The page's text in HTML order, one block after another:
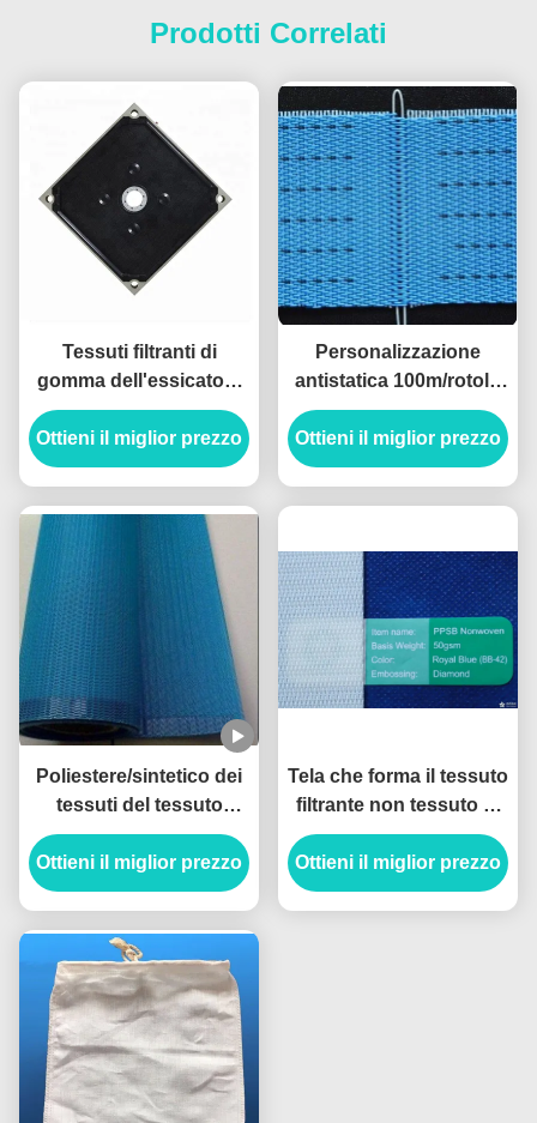
Prodotti Correlati
Tessuti filtranti di
gomma dell'essicatore
800 x 800 Alkaliproof ad
alta pressione
Ottieni il miglior prezzo
Personalizzazione
antistatica 100m/rotolo
del poliestere del
tessuto della
filtropressa
Ottieni il miglior prezzo
Poliestere/sintetico dei
tessuti del tessuto
filtrante di filtro-pressa
da forma del foro
quadrato
Ottieni il miglior prezzo
Tela che forma il tessuto
filtrante non tessuto di
Mesh Screen Fabric
Polyester For
Ottieni il miglior prezzo